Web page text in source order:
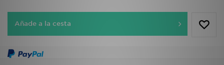
Añade a la cesta